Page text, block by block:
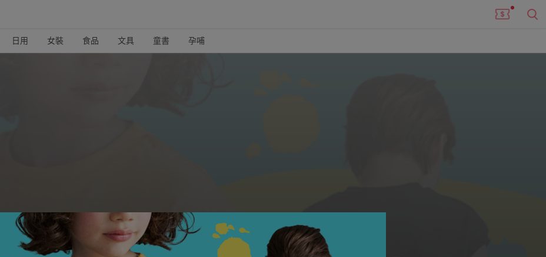
日用 女裝 食品 文具 童書 孕哺